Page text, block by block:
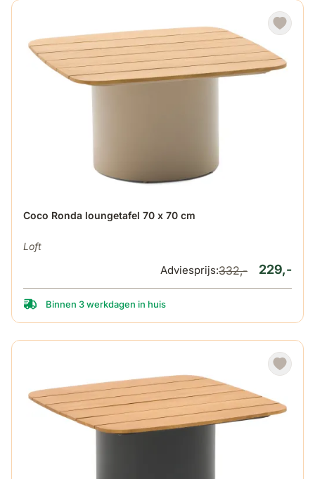
Coco Ronda loungetafel 70 x 70 cm
Loft
De prijs is afhankelijk van de gekozen opties op de
229,-
Adviesprijs:332,-
Binnen 3 werkdagen in huis